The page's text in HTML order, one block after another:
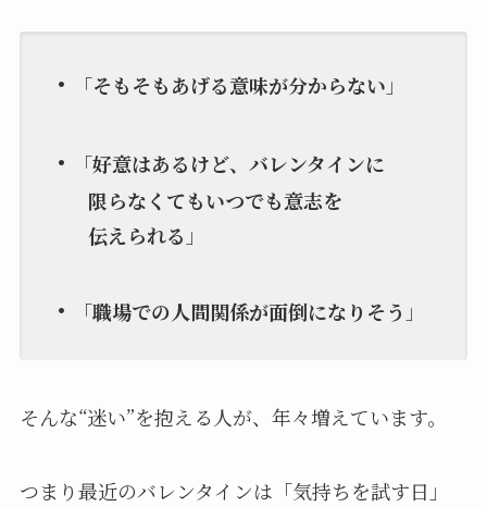
・ 「そもそもあげる意味が分からない 」
・ 「好意はあるけど、バレンタインに
限らなくてもいつでも意志を
伝えられる 」
・ 「職場での人間関係が面倒になりそう 」
そんな“迷い”を抱える人が、年々増えています。
つまり最近のバレンタインは「気持ちを試す日」